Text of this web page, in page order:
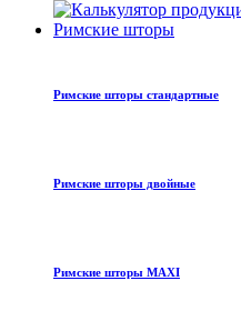
Римские шторы
Римские шторы стандартные
Римские шторы двойные
Римские шторы MAXI